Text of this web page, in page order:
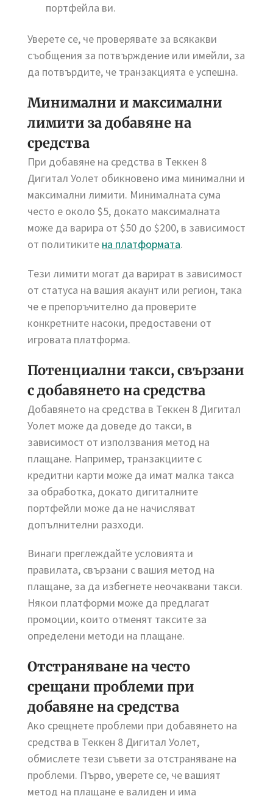
портфейла ви.
Уверете се, че проверявате за всякакви
съобщения за потвърждение или имейли, за
да потвърдите, че транзакцията е успешна.
Минимални и максимални
лимити за добавяне на
средства
При добавяне на средства в Теккен 8
Дигитал Уолет обикновено има минимални и
максимални лимити. Минималната сума
често е около $5, докато максималната
може да варира от $50 до $200, в зависимост
от политиките на платформата.
Тези лимити могат да варират в зависимост
от статуса на вашия акаунт или регион, така
че е препоръчително да проверите
конкретните насоки, предоставени от
игровата платформа.
Потенциални такси, свързани
с добавянето на средства
Добавянето на средства в Теккен 8 Дигитал
Уолет може да доведе до такси, в
зависимост от използвания метод на
плащане. Например, транзакциите с
кредитни карти може да имат малка такса
за обработка, докато дигиталните
портфейли може да не начисляват
допълнителни разходи.
Винаги преглеждайте условията и
правилата, свързани с вашия метод на
плащане, за да избегнете неочаквани такси.
Някои платформи може да предлагат
промоции, които отменят таксите за
определени методи на плащане.
Отстраняване на често
срещани проблеми при
добавяне на средства
Ако срещнете проблеми при добавянето на
средства в Теккен 8 Дигитал Уолет,
обмислете тези съвети за отстраняване на
проблеми. Първо, уверете се, че вашият
метод на плащане е валиден и има